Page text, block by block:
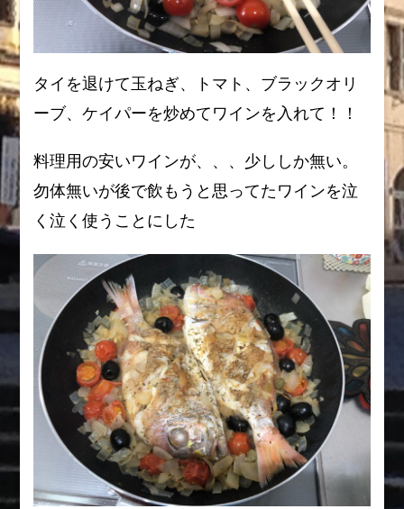
タイを退けて玉ねぎ、トマト、ブラックオリ
ーブ、ケイパーを炒めてワインを入れて！！
料理用の安いワインが、、、少ししか無い。
勿体無いが後で飲もうと思ってたワインを泣
く泣く使うことにした